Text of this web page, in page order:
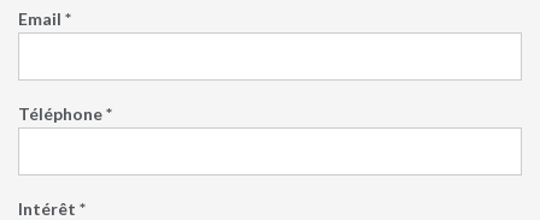
Email *
Téléphone *
Intérêt *